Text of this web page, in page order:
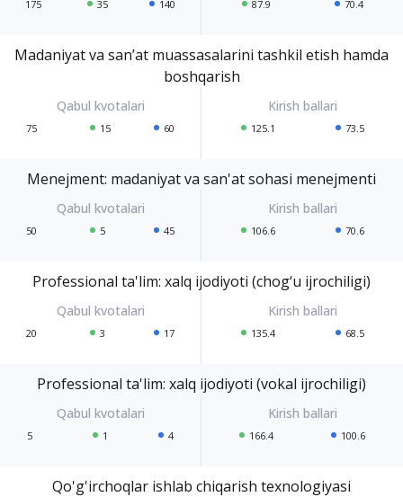
175 35 140 87.9 70.4
Madaniyat va san’at muassasalarini tashkil etish hamda
boshqarish
75 15 60 125.1 73.5
Menejment: madaniyat va san'at sohasi menejmenti
50 5 45 106.6 70.6
Professional ta'lim: xalq ijodiyoti (chog‘u ijrochiligi)
20 3 17 135.4 68.5
Professional ta'lim: xalq ijodiyoti (vokal ijrochiligi)
5 1 4 166.4 100.6
Qo'g'irchoqlar ishlab chiqarish texnologiyasi